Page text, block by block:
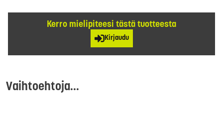
Kerro mielipiteesi tästä tuotteesta
Kirjaudu
Vaihtoehtoja...